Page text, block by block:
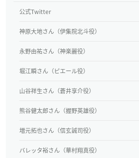
公式Twitter
神原大地さん（伊集院北斗役）
永野由祐さん（神楽麗役）
堀江瞬さん（ピエール役）
山谷祥生さん（蒼井享介役）
熊谷健太郎さん（握野英雄役）
増元拓也さん（信玄誠司役）
バレッタ裕さん（華村翔真役）